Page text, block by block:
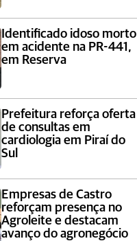
Identificado idoso morto
em acidente na PR-441,
em Reserva
Prefeitura reforça oferta
de consultas em
cardiologia em Piraí do
Sul
Empresas de Castro
reforçam presença no
Agroleite e destacam
avanço do agronegócio